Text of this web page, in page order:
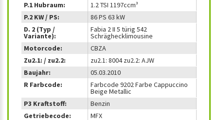
P.1 Hubraum:
1.2 TSI 1197ccm³
P.2 KW / PS:
86 PS 63 kW
D. 2 (Typ /
Variante):
Fabia 2 II 5 türig 542
Schräghecklimousine
Motorcode:
CBZA
Zu2.1: / zu2.2:
zu2.1: 8004 zu2.2: AJW
Baujahr:
05.03.2010
R Farbcode:
Farbcode 9202 Farbe Cappuccino
Beige Metallic
P3 Kraftstoff:
Benzin
Getriebecode:
MFX